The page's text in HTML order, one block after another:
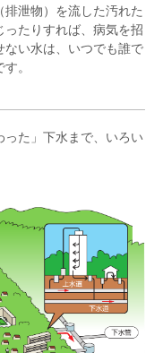
泄物）を流した汚れた
たりすれば、病気を招
ない水は、いつでも誰で
。
った」下水まで、いろい